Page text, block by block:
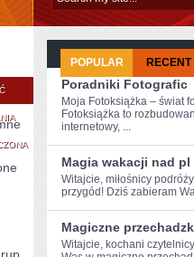
MAFIA
W
POLSCE
POPULAR RECENT
Poradniki Fotografic
Moja Fotoksiążka – świat
Fotoksiążka to
internetowy, ...
Magia wakacji nad pl
Witajcie, miłośnicy
przygód! Dziś zabieram
Magiczne
Witajcie, kochani